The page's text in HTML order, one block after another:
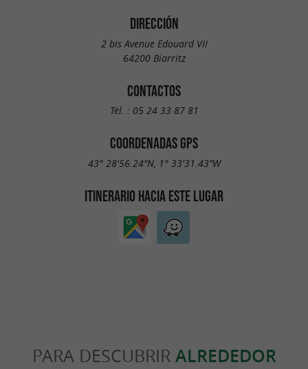
DIRECCIÓN
2 bis Avenue Edouard VII
64200 Biarritz
CONTACTOS
Tel. : 05 24 33 87 81
COORDENADAS GPS
43° 28'56.24"N, 1° 33'31.43"W
ITINERARIO HACIA ESTE LUGAR
PARA DESCUBRIR ALREDEDOR